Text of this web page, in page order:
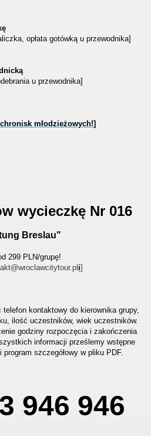
opłata gotówką u przewodnika]
u przewodnika]
młodzieżowych!]
wycieczkę Nr 016
Breslau"
299 PLN/grupę!
i]
kontaktowy do kierownika grupy,
ilość uczestników, wiek uczestników.
godziny rozpoczęcia i zakończenia
informacji prześlemy wstępne
szczegółowy w pliku PDF.
946 946